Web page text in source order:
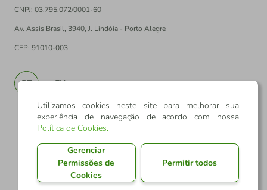
CNPJ: 03.795.072/0001-60
Av. Assis Brasil, 3940, J. Lindóia - Porto Alegre
CEP: 91010-003
PT
EN
Utilizamos cookies neste site para melhorar sua
experiência de navegação de acordo com nossa
Política de Cookies.
Gerenciar
Permissões de
Cookies
Permitir todos